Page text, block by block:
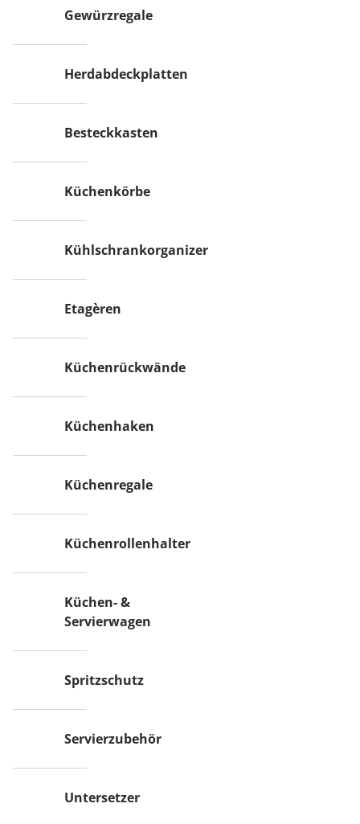
Gewürzregale
Herdabdeckplatten
Besteckkasten
Küchenkörbe
Kühlschrankorganizer
Etagèren
Küchenrückwände
Küchenhaken
Küchenregale
Küchenrollenhalter
Küchen- &
Servierwagen
Spritzschutz
Servierzubehör
Untersetzer